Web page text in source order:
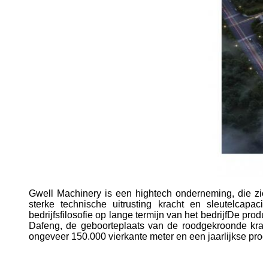
Gwell Machinery is een hightech onderneming, die
sterke technische uitrusting kracht en
bedrijfsfilosofie op lange termijn van het bedrijfDe
Dafeng, de geboorteplaats van de roodgekroonde
ongeveer 150.000 vierkante meter en een jaarlijkse